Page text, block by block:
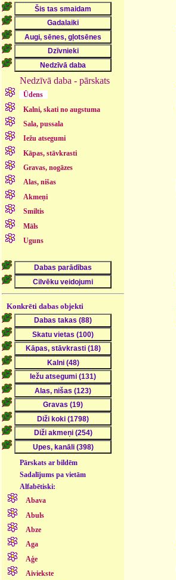
Nedzīvā daba - pārskats
Ūdens
Kalni, skati no augstuma
Sala, pussala
Iežu atsegumi
Kāpas, stāvkrasti
Gravas, nogāzes
Alas, nišas
Akmeņi
Smiltis
Māls
Uguns
Konkrēti dabas objekti
Pārskats ar bildēm
Sadalījums pa vietām
Alfabētiski:
Abava
Abuls
Abze
Aga
Aģe
Aiviekste